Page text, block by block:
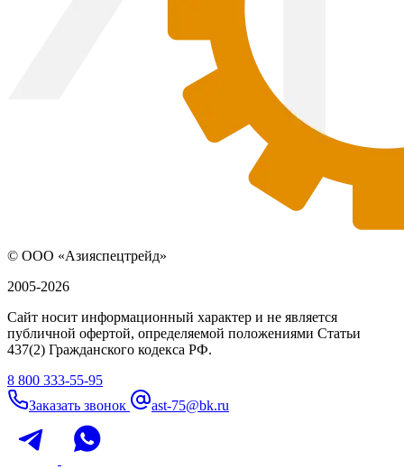
© ООО «Азияспецтрейд»
2005-2026
Сайт носит информационный характер и не является
публичной офертой, определяемой положениями Статьи
437(2) Гражданского кодекса РФ.
8 800 333-55-95
Заказать звонок
ast-75@bk.ru